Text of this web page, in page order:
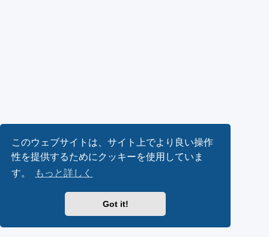
このウェブサイトは、サイト上でより良い操作
性を提供するためにクッキーを使用していま
す。
もっと詳しく
Got it!